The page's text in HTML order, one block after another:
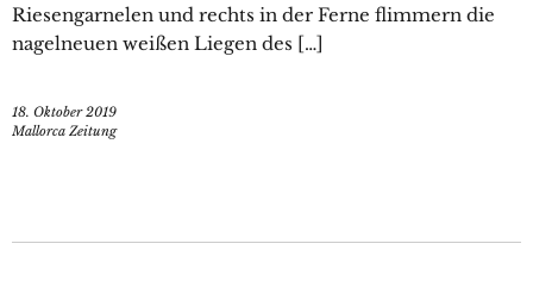
Riesengarnelen und rechts in der Ferne flimmern die
nagelneuen weißen Liegen des […]
18. Oktober 2019
Mallorca Zeitung